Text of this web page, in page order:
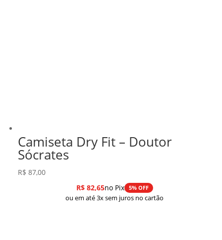
Camiseta Dry Fit – Doutor
Sócrates
R$ 87,00
R$82,65no Pix 5% OFF
ou em até 3x sem juros no cartão